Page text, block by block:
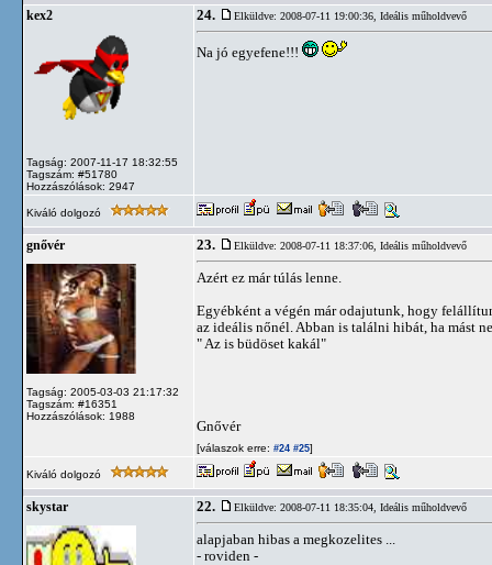
kex2
Tagság: 2007-11-17 18:32:55
Tagszám: #51780
Hozzászólások: 2947
24. Elküldve: 2008-07-11 19:00:36, Ideális műholdvevő
Na jó egyefene!!!
Kiváló dolgozó
gnővér
Tagság: 2005-03-03 21:17:32
Tagszám: #16351
Hozzászólások: 1988
23. Elküldve: 2008-07-11 18:37:06, Ideális műholdvevő
Azért ez már túlás lenne.
Egyébként a végén már odajutunk, hogy
az ideális nőnél. Abban is találni hibát, ha mást
" Az is büdöset kakál"
Gnővér
[válaszok erre: #24 #25]
Kiváló dolgozó
skystar 22. Elküldve: 2008-07-11 18:35:04, Ideális műholdvevő
alapjaban hibas a megkozelites ...
- roviden -